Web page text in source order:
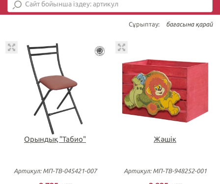
Сұрыптау: бағасына қарай
Орындық "Табио"
Артикул: МП-ТВ-045421-007
Жәшік
Артикул: МП-ТВ-948252-001